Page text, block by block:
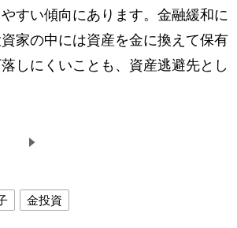
すい傾向にあります。金融緩和に
家の中には資産を金に換えて保有
しにくいことも、資産逃避先とし
金投資